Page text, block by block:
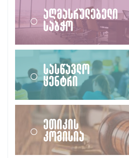
აღმასრულებელი
საბჭო
სასწავლო
ცენტრი
ეთიკის
კომისია